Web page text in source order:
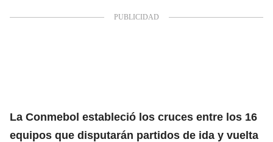
La Conmebol estableció los cruces entre los 16
equipos que disputarán partidos de ida y vuelta